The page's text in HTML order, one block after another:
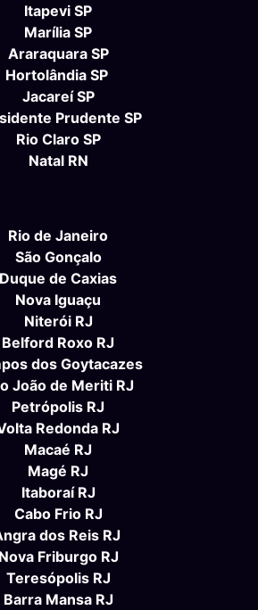
Itapevi SP
Marília SP
Araraquara SP
Hortolândia SP
Jacareí SP
Prudente SP
Rio Claro SP
Natal RN
Rio de Janeiro
São Gonçalo
Duque de Caxias
Nova Iguaçu
Niterói RJ
Belford Roxo RJ
dos Goytacazes
João de Meriti RJ
Petrópolis RJ
Redonda RJ
Macaé RJ
Magé RJ
Itaboraí RJ
Cabo Frio RJ
dos Reis RJ
Nova Friburgo RJ
Teresópolis RJ
Barra Mansa RJ